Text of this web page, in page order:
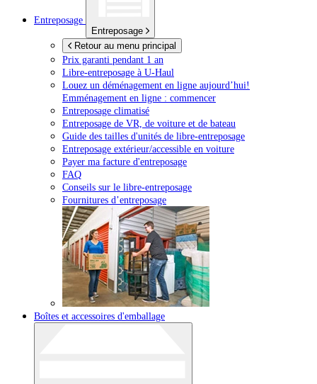
Entreposage
Entreposage
Retour au menu principal
Prix garanti pendant 1 an
Libre-entreposage à U-Haul
Louez un déménagement en ligne aujourd’hui!
Emménagement en ligne : commencer
Entreposage climatisé
Entreposage de VR, de voiture et de bateau
Guide des tailles d'unités de libre-entreposage
Entreposage extérieur/accessible en voiture
Payer ma facture d'entreposage
FAQ
Conseils sur le libre-entreposage
Fournitures d’entreposage
Boîtes et accessoires d'emballage